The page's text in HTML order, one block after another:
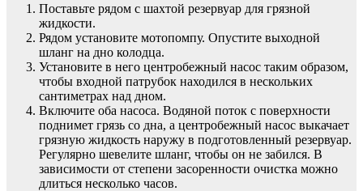
Поставьте рядом с шахтой резервуар для грязной
жидкости.
Рядом установите мотопомпу. Опустите выходной
шланг на дно колодца.
Установите в него центробежный насос таким образом,
чтобы входной патрубок находился в нескольких
сантиметрах над дном.
Включите оба насоса. Водяной поток с поверхности
поднимет грязь со дна, а центробежный насос выкачает
грязную жидкость наружу в подготовленный резервуар.
Регулярно шевелите шланг, чтобы он не забился. В
зависимости от степени засоренности очистка можно
длиться несколько часов.